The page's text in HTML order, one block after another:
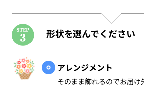
形状を選んでください
アレンジメント
そのまま飾れるのでお届け